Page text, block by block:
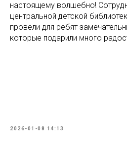
настоящему волшебно!
центральной детской
провели для ребят
которые подарили много
2026-01-08 14:13